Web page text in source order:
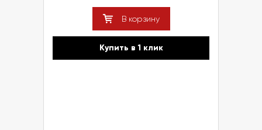
В корзину
Купить в 1 клик